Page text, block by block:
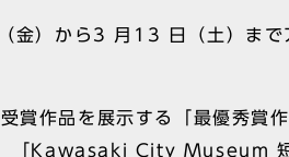
）から3 月13 日（土）まで
作品を展示する「最優秀賞
「Kawasaki City Museum 短